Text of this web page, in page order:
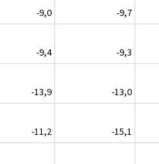
-9,0
-9,7
-9,4
-9,3
-13,9
-13,0
-11,2
-15,1